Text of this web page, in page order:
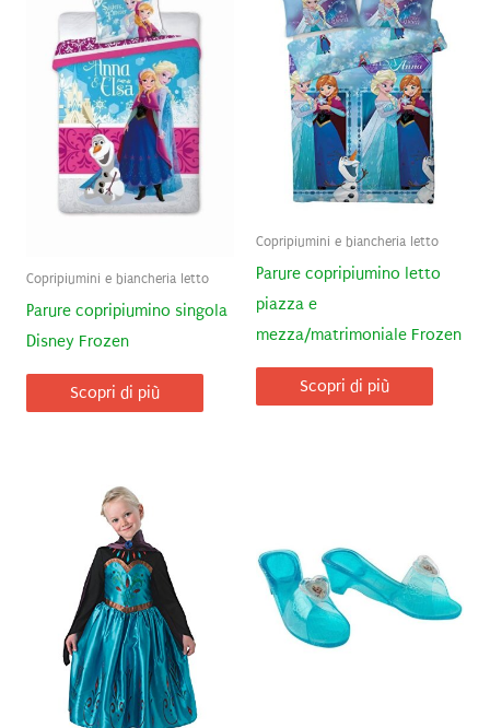
Copripiumini e biancheria letto
Parure copripiumino singola
Disney Frozen
Scopri di più
Copripiumini e biancheria letto
Parure copripiumino letto
piazza e
mezza/matrimoniale Frozen
Scopri di più